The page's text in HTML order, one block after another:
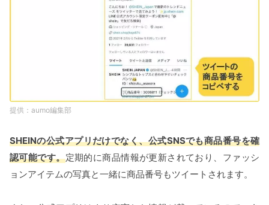
aumo編集部
SHEINの公式アプリだけでなく、公式SNSでも商品番号を確
認可能です。定期的に商品情報が更新されており、ファッシ
ョンアイテムの写真と一緒に商品番号もツイートされます。